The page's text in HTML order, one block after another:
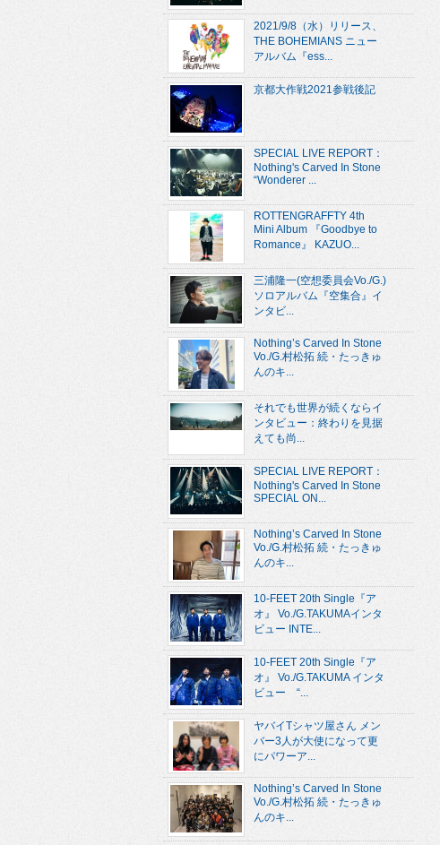
2021/9/8（水）リリース、
THE BOHEMIANS ニュー
アルバム『ess...
京都大作戦2021参戦後記
SPECIAL LIVE REPORT：
Nothing's Carved In Stone
“Wonderer ...
ROTTENGRAFFTY 4th
Mini Album 『Goodbye to
Romance』 KAZUO...
三浦隆一(空想委員会Vo./G.)
ソロアルバム『空集合』イ
ンタビ...
Nothing’s Carved In Stone
Vo./G.村松拓 続・たっきゅ
んのキ...
それでも世界が続くならイ
ンタビュー：終わりを見据
えても尚...
SPECIAL LIVE REPORT：
Nothing's Carved In Stone
SPECIAL ON...
Nothing’s Carved In Stone
Vo./G.村松拓 続・たっきゅ
んのキ...
10-FEET 20th Single『ア
オ』 Vo./G.TAKUMAインタ
ビュー INTE...
10-FEET 20th Single『ア
オ』 Vo./G.TAKUMA インタ
ビュー “...
ヤバイTシャツ屋さん メン
バー3人が大使になって更
にパワーア...
Nothing’s Carved In Stone
Vo./G.村松拓 続・たっきゅ
んのキ...